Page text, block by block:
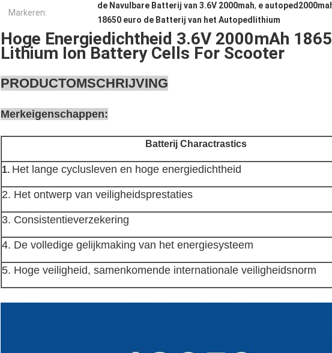
Markeren:
de Navulbare Batterij van 3.6V 2000mah, e
18650 euro de Batterij van het Autopedlithium
Hoge Energiedichtheid 3.6V 2000mAh
Lithium Ion Battery Cells For Scooter
PRODUCTOMSCHRIJVING
Merkeigenschappen:
Batterij Charactrastics
1. Het lange cyclusleven en hoge energiedichtheid
2. Het ontwerp van veiligheidsprestaties
3. Consistentieverzekering
4. De volledige gelijkmaking van het energiesysteem
5. Hoge veiligheid, samenkomende internationale veiligheidsnorm